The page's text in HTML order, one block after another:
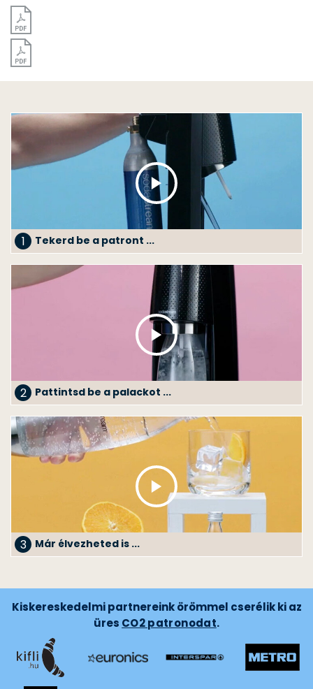
1 Tekerd be a patront ...
2 Pattintsd be a palackot ...
3 Már élvezheted is ...
Kiskereskedelmi partnereink örömmel cserélik ki az
üres CO2 patronodat.